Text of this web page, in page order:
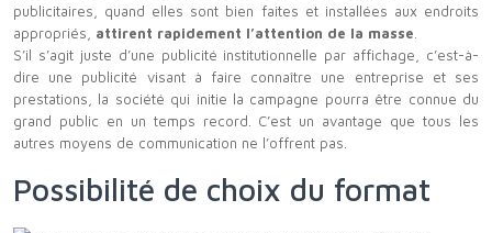
publicitaires, quand elles sont bien faites et installées aux endroits
appropriés, attirent rapidement l’attention de la masse.
S’il s’agit juste d’une publicité institutionnelle par affichage, c’est-à-
dire une publicité visant à faire connaître une entreprise et ses
prestations, la société qui initie la campagne pourra être connue du
grand public en un temps record. C’est un avantage que tous les
autres moyens de communication ne l’offrent pas.
Possibilité de choix du format